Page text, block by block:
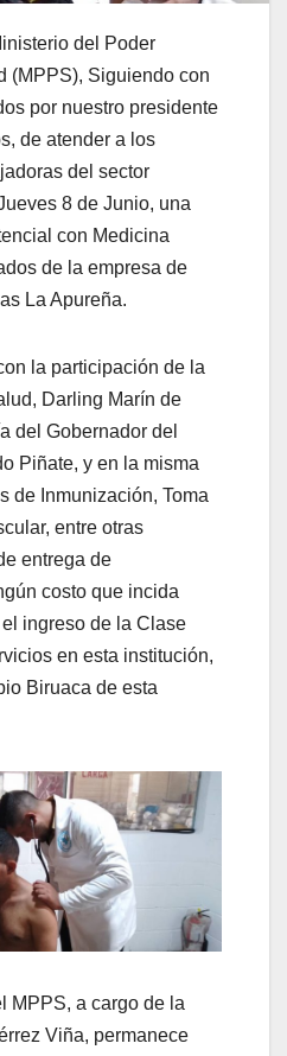
del Poder
(MPPS), Siguiendo con
por nuestro presidente
de atender a los
del sector
8 de Junio, una
con Medicina
de la empresa de
La Apureña.
la participación de la
Darling Marín de
del Gobernador del
Piñate, y en la misma
de Inmunización, Toma
entre otras
entrega de
costo que incida
ingreso de la Clase
en esta institución,
Biruaca de esta
MPPS, a cargo de la
Viña, permanece